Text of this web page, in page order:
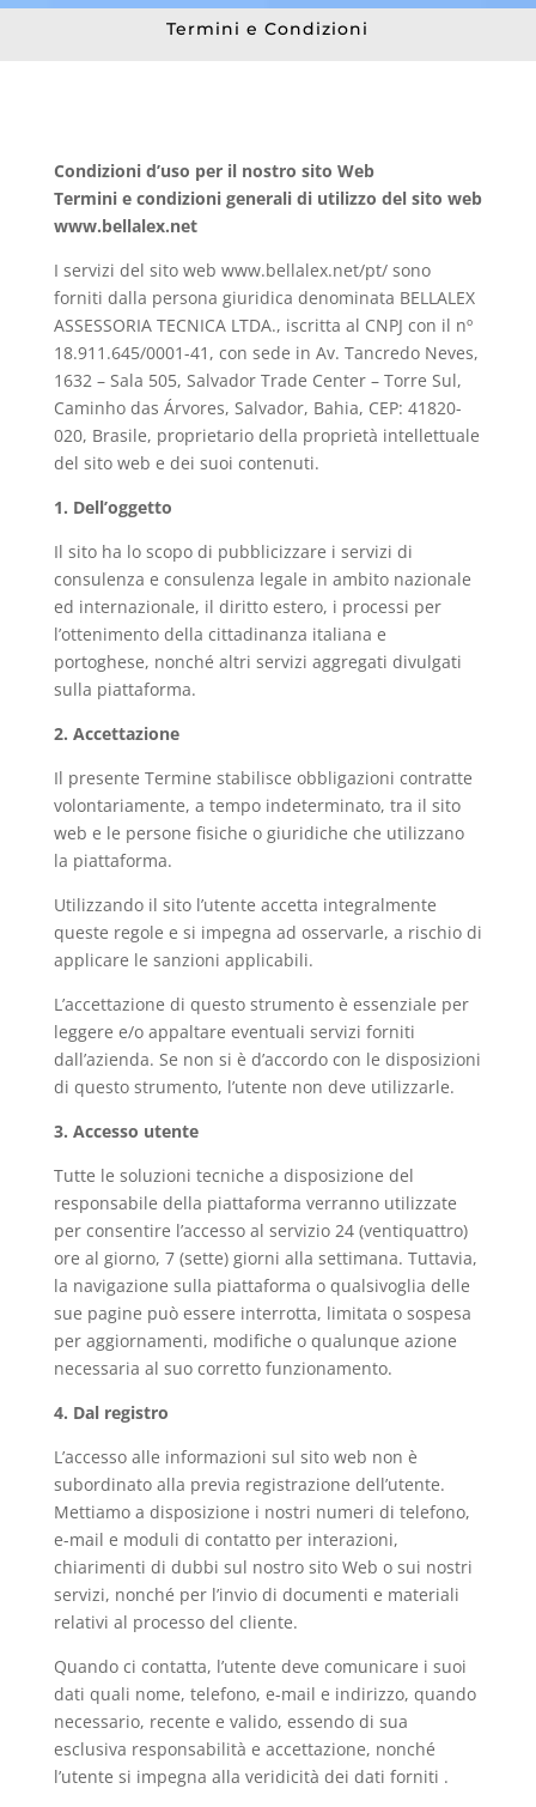
Termini e Condizioni
Condizioni d’uso per il nostro sito Web
Termini e condizioni generali di utilizzo del sito web
www.bellalex.net
I servizi del sito web www.bellalex.net/pt/ sono
forniti dalla persona giuridica denominata BELLALEX
ASSESSORIA TECNICA LTDA., iscritta al CNPJ con il nº
18.911.645/0001-41, con sede in Av. Tancredo Neves,
1632 – Sala 505, Salvador Trade Center – Torre Sul,
Caminho das Árvores, Salvador, Bahia, CEP: 41820-
020, Brasile, proprietario della proprietà intellettuale
del sito web e dei suoi contenuti.
1. Dell’oggetto
Il sito ha lo scopo di pubblicizzare i servizi di
consulenza e consulenza legale in ambito nazionale
ed internazionale, il diritto estero, i processi per
l’ottenimento della cittadinanza italiana e
portoghese, nonché altri servizi aggregati divulgati
sulla piattaforma.
2. Accettazione
Il presente Termine stabilisce obbligazioni contratte
volontariamente, a tempo indeterminato, tra il sito
web e le persone fisiche o giuridiche che utilizzano
la piattaforma.
Utilizzando il sito l’utente accetta integralmente
queste regole e si impegna ad osservarle, a rischio di
applicare le sanzioni applicabili.
L’accettazione di questo strumento è essenziale per
leggere e/o appaltare eventuali servizi forniti
dall’azienda. Se non si è d’accordo con le disposizioni
di questo strumento, l’utente non deve utilizzarle.
3. Accesso utente
Tutte le soluzioni tecniche a disposizione del
responsabile della piattaforma verranno utilizzate
per consentire l’accesso al servizio 24 (ventiquattro)
ore al giorno, 7 (sette) giorni alla settimana. Tuttavia,
la navigazione sulla piattaforma o qualsivoglia delle
sue pagine può essere interrotta, limitata o sospesa
per aggiornamenti, modifiche o qualunque azione
necessaria al suo corretto funzionamento.
4. Dal registro
L’accesso alle informazioni sul sito web non è
subordinato alla previa registrazione dell’utente.
Mettiamo a disposizione i nostri numeri di telefono,
e-mail e moduli di contatto per interazioni,
chiarimenti di dubbi sul nostro sito Web o sui nostri
servizi, nonché per l’invio di documenti e materiali
relativi al processo del cliente.
Quando ci contatta, l’utente deve comunicare i suoi
dati quali nome, telefono, e-mail e indirizzo, quando
necessario, recente e valido, essendo di sua
esclusiva responsabilità e accettazione, nonché
l’utente si impegna alla veridicità dei dati forniti .